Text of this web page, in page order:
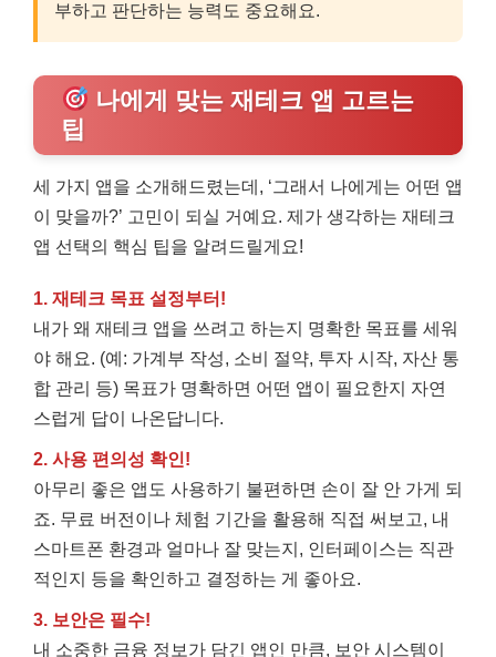
부하고 판단하는 능력도 중요해요.
나에게 맞는 재테크 앱 고르는
팁
세 가지 앱을 소개해드렸는데, ‘그래서 나에게는 어떤 앱
이 맞을까?’ 고민이 되실 거예요. 제가 생각하는 재테크
앱 선택의 핵심 팁을 알려드릴게요!
1. 재테크 목표 설정부터!
내가 왜 재테크 앱을 쓰려고 하는지 명확한 목표를 세워
야 해요. (예: 가계부 작성, 소비 절약, 투자 시작, 자산 통
합 관리 등) 목표가 명확하면 어떤 앱이 필요한지 자연
스럽게 답이 나온답니다.
2. 사용 편의성 확인!
아무리 좋은 앱도 사용하기 불편하면 손이 잘 안 가게 되
죠. 무료 버전이나 체험 기간을 활용해 직접 써보고, 내
스마트폰 환경과 얼마나 잘 맞는지, 인터페이스는 직관
적인지 등을 확인하고 결정하는 게 좋아요.
3. 보안은 필수!
내 소중한 금융 정보가 담긴 앱인 만큼, 보안 시스템이